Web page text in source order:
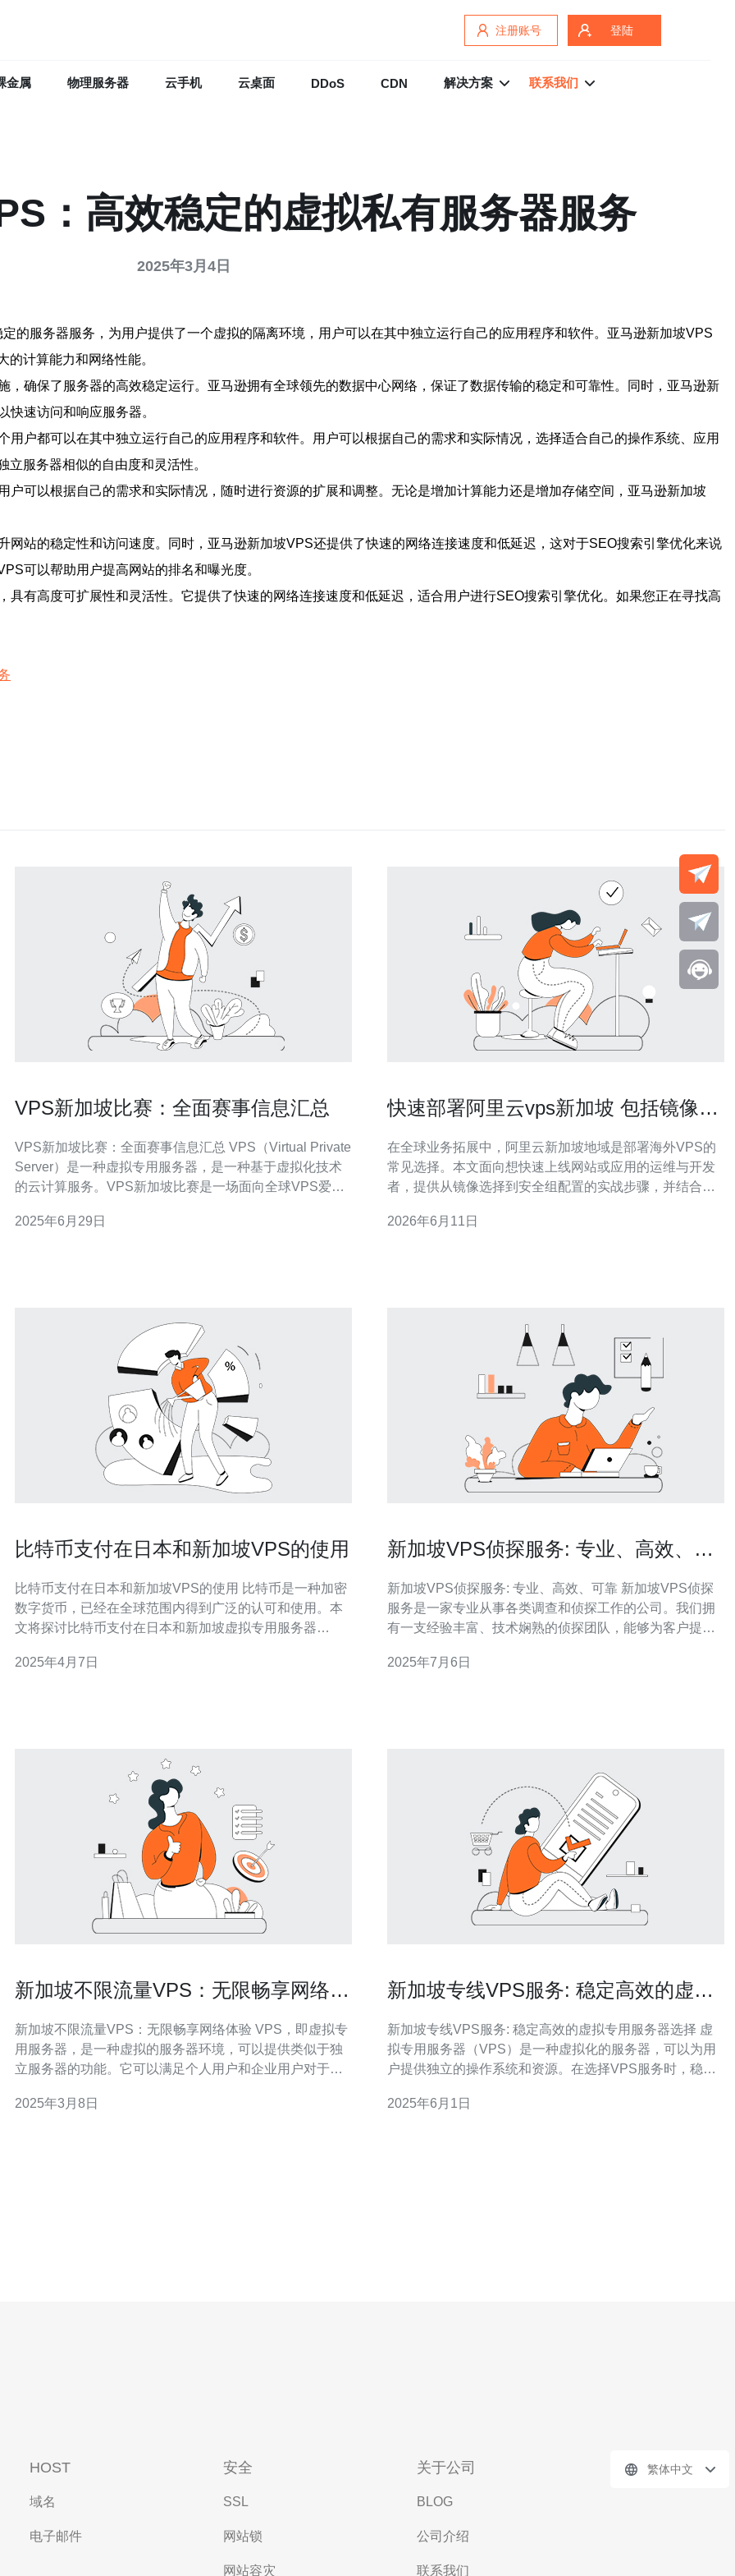
注册账号 登陆
金属 物理服务器 云手机 云桌面 DDoS CDN 解决方案 联系我们
：高效稳定的虚拟私有服务器服务
2025年3月4日
的服务器服务，为用户提供了一个虚拟的隔离环境，用户可以在其中独立运行自己的应用程序和软件。亚马逊新加坡VPS
计算能力和网络性能。
确保了服务器的高效稳定运行。亚马逊拥有全球领先的数据中心网络，保证了数据传输的稳定和可靠性。同时，亚马逊新
速访问和响应服务器。
户都可以在其中独立运行自己的应用程序和软件。用户可以根据自己的需求和实际情况，选择适合自己的操作系统、应用
服务器相似的自由度和灵活性。
可以根据自己的需求和实际情况，随时进行资源的扩展和调整。无论是增加计算能力还是增加存储空间，亚马逊新加坡
站的稳定性和访问速度。同时，亚马逊新加坡VPS还提供了快速的网络连接速度和低延迟，这对于SEO搜索引擎优化来说
可以帮助用户提高网站的排名和曝光度。
有高度可扩展性和灵活性。它提供了快速的网络连接速度和低延迟，适合用户进行SEO搜索引擎优化。如果您正在寻找高
VPS新加坡比赛：全面赛事信息汇总
VPS新加坡比赛：全面赛事信息汇总 VPS（Virtual Private
Server）是一种虚拟专用服务器，是一种基于虚拟化技术
的云计算服务。VPS新加坡比赛是一场面向全球VPS爱好
比赛将在新加坡举行，吸引了来自世界各地的参与者。 比
2025年6月29日
快速部署阿里云vps新加坡 包括镜像选
在全球业务拓展中，阿里云新加坡地域是部署海外VPS的
常见选择。本文面向想快速上线网站或应用的运维与开发
者，提供从镜像选择到安全组配置的实战步骤，并结合域
步：选择地域与实例类型。登录阿里云控制台，选择ECS
2026年6月11日
比特币支付在日本和新加坡VPS的使用
比特币支付在日本和新加坡VPS的使用 比特币是一种加密
数字货币，已经在全球范围内得到广泛的认可和使用。本
文将探讨比特币支付在日本和新加坡虚拟专用服务器
一，早在2017年，日本政府就正式承认比特币为合法支付
2025年4月7日
新加坡VPS侦探服务: 专业、高效、可
新加坡VPS侦探服务: 专业、高效、可靠 新加坡VPS侦探
服务是一家专业从事各类调查和侦探工作的公司。我们拥
有一支经验丰富、技术娴熟的侦探团队，能够为客户提供
纷还是其他案件，我们都能够提供专业的帮助和解决方
2025年7月6日
新加坡不限流量VPS：无限畅享网络体
新加坡不限流量VPS：无限畅享网络体验 VPS，即虚拟专
用服务器，是一种虚拟的服务器环境，可以提供类似于独
立服务器的功能。它可以满足个人用户和企业用户对于更
最重要的网络枢纽之一，拥有出色的网络基础设施和快速
2025年3月8日
新加坡专线VPS服务: 稳定高效的虚拟
新加坡专线VPS服务: 稳定高效的虚拟专用服务器选择 虚
拟专用服务器（VPS）是一种虚拟化的服务器，可以为用
户提供独立的操作系统和资源。在选择VPS服务时，稳定
务以其稳定性和高效性而闻名，成为许多用户的首选。 新
2025年6月1日
HOST
域名
电子邮件
安全
SSL
网站锁
网站容灾
关于公司
BLOG
公司介绍
联系我们
繁体中文